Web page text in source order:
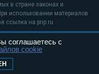
в стране законах и
использовании материалов
ссылка на pnp.ru
рекомендательные
соглашаетесь с
cookie